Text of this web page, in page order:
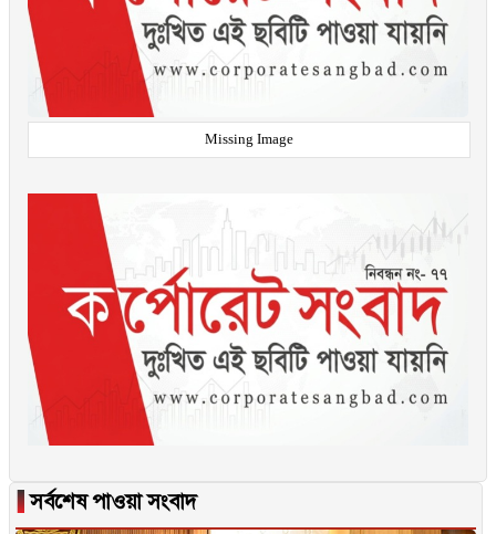
Missing Image
▐সর্বশেষ পাওয়া সংবাদ